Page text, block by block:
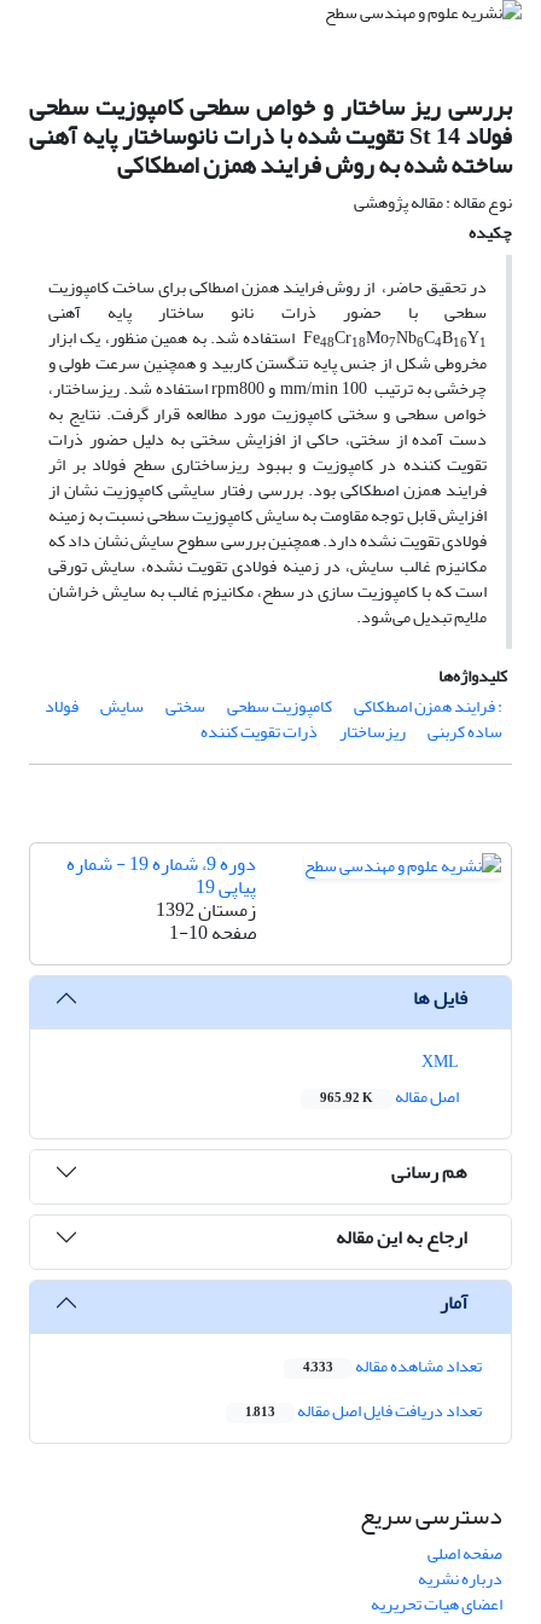
بررسی ریز ساختار و خواص سطحی کامپوزیت سطحی
فولاد 14 St تقویت شده با ذرات نانوساختار پایه آهنی
ساخته شده به روش فرایند همزن اصطکاکی
نوع مقاله : مقاله پژوهشی
چکیده
در تحقیق حاضر، از روش فرایند همزن اصطاکی برای ساخت کامپوزیت
سطحی با حضور ذرات نانو ساختار پایه آهنی
Fe48Cr18Mo7Nb6C4B16Y1 استفاده شد. به همین منظور، یک ابزار
مخروطی شکل از جنس پایه تنگستن کاربید و همچنین سرعت‌ طولی و
چرخشی به ترتیب mm/min100 و rpm800 استفاده شد. ریزساختار،
خواص سطحی و سختی کامپوزیت مورد مطالعه قرار گرفت. نتایج به
دست آمده از سختی، حاکی از افزایش سختی به دلیل حضور ذرات
تقویت کننده در کامپوزیت و بهبود ریزساختاری سطح فولاد بر اثر
فرایند همزن اصطکاکی بود. بررسی رفتار سایشی کامپوزیت نشان از
افزایش قابل توجه مقاومت به سایش کامپوزیت سطحی نسبت به زمینه
فولادی تقویت نشده دارد. همچنین بررسی سطوح سایش نشان داد که
مکانیزم غالب سایش، در زمینه فولادی تقویت نشده، سایش تورقی
است که با کامپوزیت سازی در سطح، مکانیزم غالب به سایش خراشان
ملایم تبدیل می‌شود.
کلیدواژه‌ها
: فرایند همزن اصطکاکی
کامپوزیت سطحی سختی سایش فولاد
ساده کربنی ریزساختار ذرات تقویت کننده
دوره 9، شماره 19 - شماره
پیاپی 19
زمستان 1392
صفحه1-10
فایل ها
اصل مقاله
965.92 K
هم رسانی
ارجاع به این مقاله
آمار
تعداد مشاهده مقاله 4,333
تعداد دریافت فایل اصل مقاله 1,813
دسترسی سریع
صفحه اصلی
درباره نشریه
اعضای هیات تحریریه